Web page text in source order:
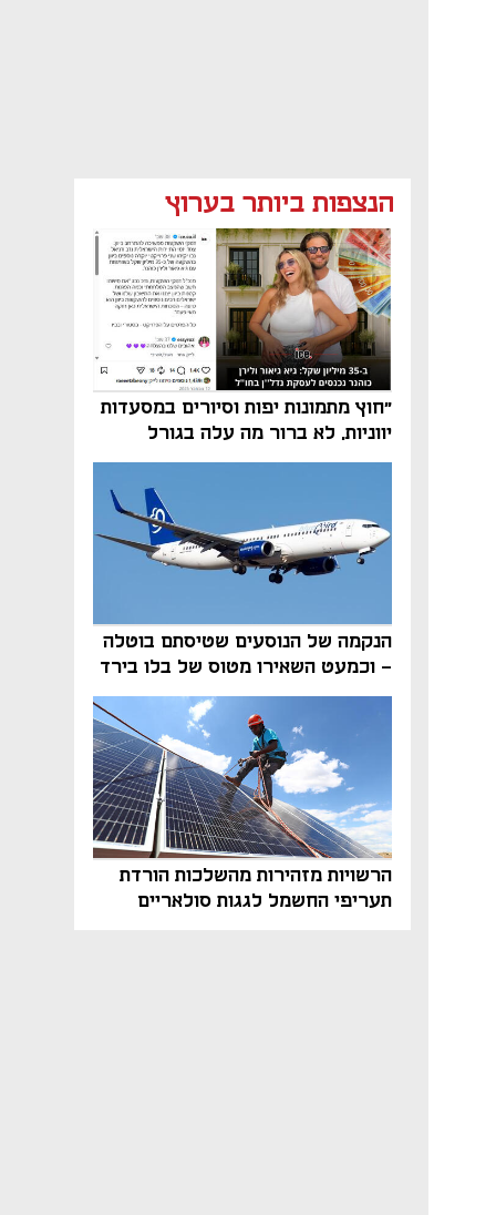
הנצפות ביותר בערוץ
"חוץ מתמונות יפות וסיורים במסעדות
יווניות, לא ברור מה עלה בגורל
פרויקט הנדל"ן"
הנקמה של הנוסעים שטיסתם בוטלה
- וכמעט השאירו מטוס של בלו בירד
על הקרקע
הרשויות מזהירות מהשלכות הורדת
תעריפי החשמל לגגות סולאריים